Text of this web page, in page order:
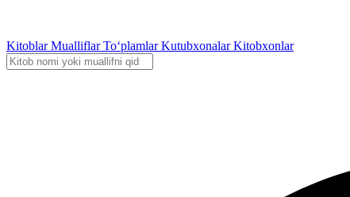
KitoblarMualliflarTo‘plamlarKutubxonalarKitobxonlar